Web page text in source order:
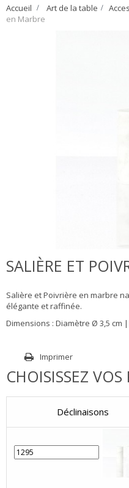
Accueil > Art de la table >
en Marbre
SALIÈRE ET
Salière et Poivrière en marbre
élégante et raffinée.
Dimensions : Diamètre Ø 3,5 cm
Imprimer
CHOISISSEZ
Déclinaisons